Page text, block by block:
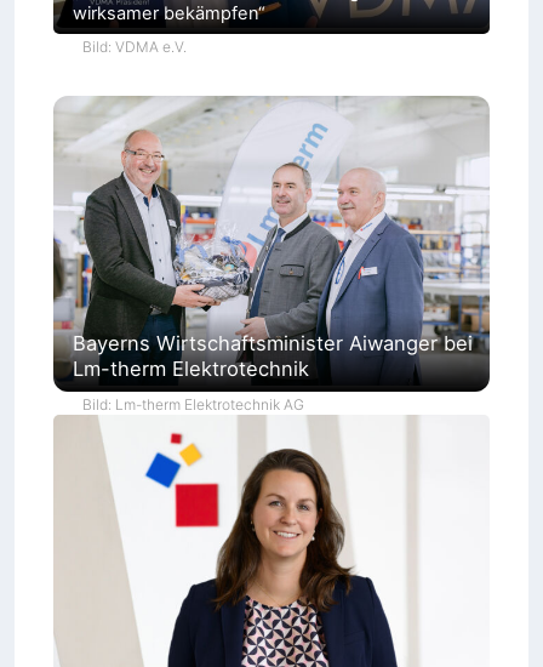
wirksamer bekämpfen“
Bild: VDMA e.V.
Bayerns Wirtschaftsminister Aiwanger bei
Lm-therm Elektrotechnik
Bild: Lm-therm Elektrotechnik AG